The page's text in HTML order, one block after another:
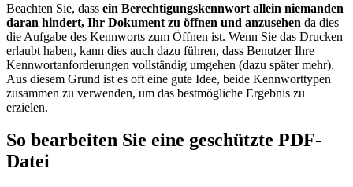
Beachten Sie, dass ein Berechtigungskennwort allein niemanden
daran hindert, Ihr Dokument zu öffnen und anzusehen da dies
die Aufgabe des Kennworts zum Öffnen ist. Wenn Sie das Drucken
erlaubt haben, kann dies auch dazu führen, dass Benutzer Ihre
Kennwortanforderungen vollständig umgehen (dazu später mehr).
Aus diesem Grund ist es oft eine gute Idee, beide Kennworttypen
zusammen zu verwenden, um das bestmögliche Ergebnis zu
erzielen.
So bearbeiten Sie eine geschützte PDF-
Datei